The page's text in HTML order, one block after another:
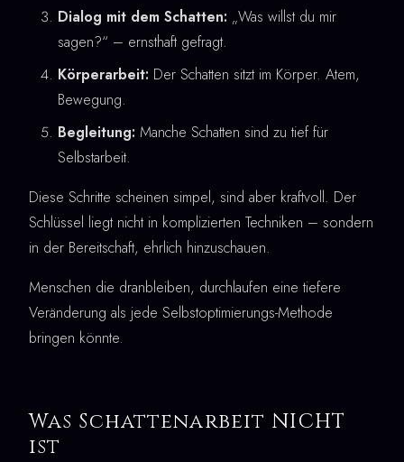
Dialog mit dem Schatten: „Was willst du mir
sagen?“ – ernsthaft gefragt.
Körperarbeit: Der Schatten sitzt im Körper. Atem,
Bewegung.
Begleitung: Manche Schatten sind zu tief für
Selbstarbeit.
Diese Schritte scheinen simpel, sind aber kraftvoll. Der
Schlüssel liegt nicht in komplizierten Techniken – sondern
in der Bereitschaft, ehrlich hinzuschauen.
Menschen die dranbleiben, durchlaufen eine tiefere
Veränderung als jede Selbstoptimierungs-Methode
bringen könnte.
Was Schattenarbeit NICHT
ist